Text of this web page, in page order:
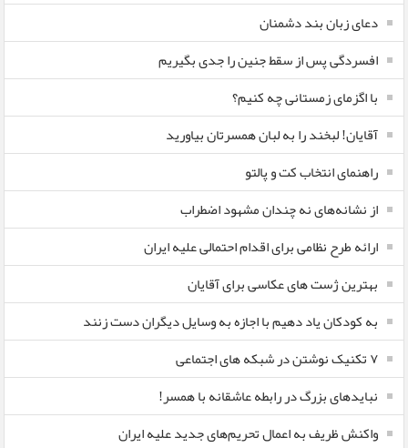
دعای زبان بند دشمنان
افسردگی پس از سقط جنین را جدی بگیریم
با اگزمای زمستانی چه کنیم؟
آقایان! لبخند را به لبان همسرتان بیاورید
راهنمای انتخاب کت و پالتو
از نشانه‌های نه چندان مشهود اضطراب
ارائه طرح نظامی برای اقدام احتمالی علیه ایران
بهترین ژست های عکاسی برای آقایان
به کودکان یاد دهیم با اجازه به وسایل دیگران دست زنند
۷ تکنیک نوشتن در شبکه های اجتماعی
نبایدهای بزرگ در رابطه عاشقانه با همسر!
واکنش ظریف به اعمال تحریم‌های جدید علیه ایران